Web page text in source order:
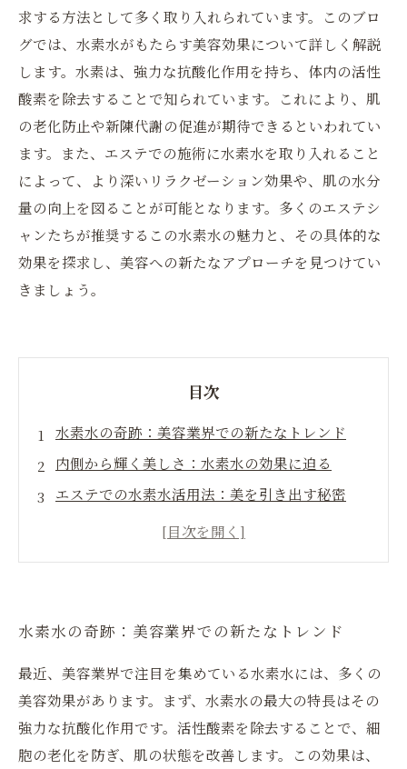
求する方法として多く取り入れられています。このブロ
グでは、水素水がもたらす美容効果について詳しく解説
します。水素は、強力な抗酸化作用を持ち、体内の活性
酸素を除去することで知られています。これにより、肌
の老化防止や新陳代謝の促進が期待できるといわれてい
ます。また、エステでの施術に水素水を取り入れること
によって、より深いリラクゼーション効果や、肌の水分
量の向上を図ることが可能となります。多くのエステシ
ャンたちが推奨するこの水素水の魅力と、その具体的な
効果を探求し、美容への新たなアプローチを見つけてい
きましょう。
目次
水素水の奇跡：美容業界での新たなトレンド
内側から輝く美しさ：水素水の効果に迫る
エステでの水素水活用法：美を引き出す秘密
水素水がもたらす抗酸化作用とそのメリット
き理由
水素水の奇跡：美容業界での新たなトレンド
最近、美容業界で注目を集めている水素水には、多くの
美容効果があります。まず、水素水の最大の特長はその
強力な抗酸化作用です。活性酸素を除去することで、細
胞の老化を防ぎ、肌の状態を改善します。この効果は、